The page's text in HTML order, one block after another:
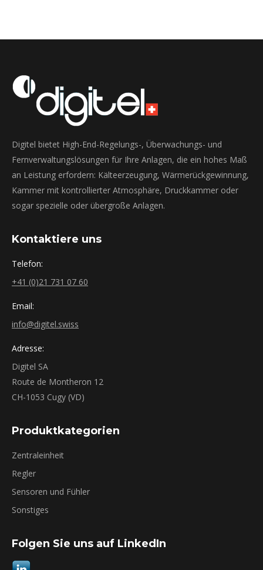
Digitel bietet High-End-Regelungs-, Überwachungs- und
Fernverwaltungslösungen für Ihre Anlagen, die ein hohes Maß
an Leistung erfordern: Kälteerzeugung, Wärmerückgewinnung,
Kammer mit kontrollierter Atmosphäre, Druckkammer oder
sogar spezielle oder übergroße Anlagen.
Kontaktiere uns
Telefon:
+41 (0)21 731 07 60
Email:
info@digitel.swiss
Adresse:
Digitel SA
Route de Montheron 12
CH-1053 Cugy (VD)
Produktkategorien
Zentraleinheit
Regler
Sensoren und Fühler
Sonstiges
Folgen Sie uns auf LinkedIn